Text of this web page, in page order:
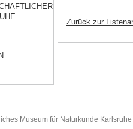
Zurück zur
Museum für Naturkunde Karlsruhe